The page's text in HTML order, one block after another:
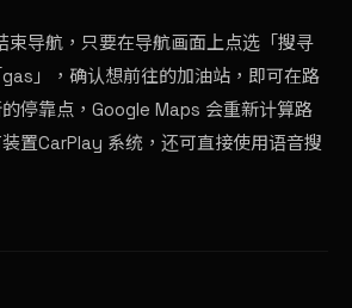
束导航，只要在导航画面上点选「搜寻
」，确认想前往的加油站，即可在路
停靠点，Google Maps 会重新计算路
置CarPlay 系统，还可直接使用语音搜